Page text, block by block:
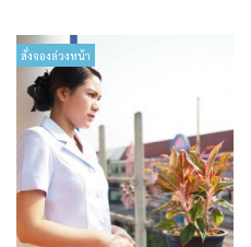
สั่งจองล่วงหน้า